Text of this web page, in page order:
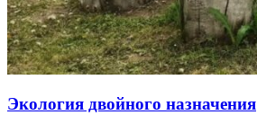
Экология двойного назначения